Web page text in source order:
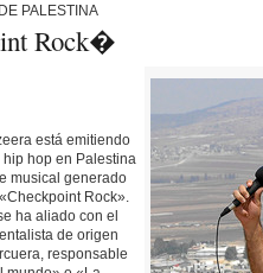
PALESTINA
Rock�
está emitiendo
hop en Palestina
musical generado
Rock».
ha aliado con el
de origen
responsable